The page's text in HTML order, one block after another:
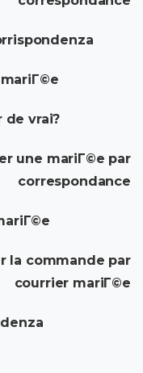
de vrai?
une mariГ©e par
correspondance
la commande par
courrier mariГ©e